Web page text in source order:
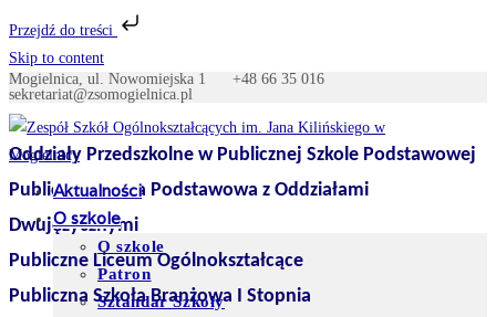
Przejdź do treści
Skip to content
Mogielnica, ul. Nowomiejska 1 +48 66 35 016
sekretariat@zsomogielnica.pl
Oddziały Przedszkolne w Publicznej Szkole Podstawowej
Publiczna Szkoła Podstawowa z Oddziałami
Dwujęzycznymi
Publiczne Liceum Ogólnokształcące
Publiczna Szkoła Branżowa I Stopnia
Aktualności
O szkole
O szkole
Patron
Sztandar Szkoły